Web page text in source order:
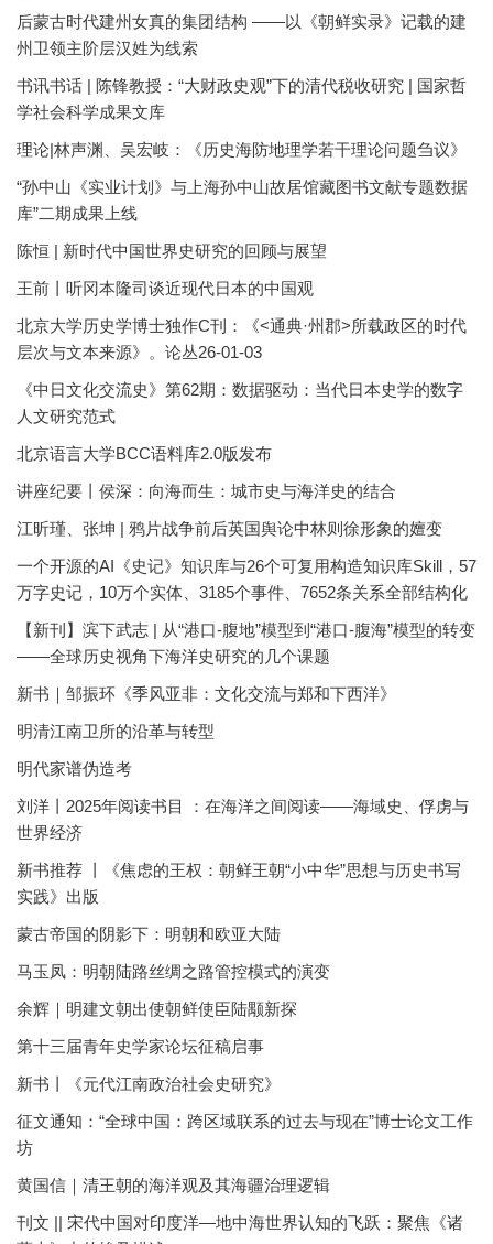
后蒙古时代建州女真的集团结构 ——以《朝鲜实录》记载的建
州卫领主阶层汉姓为线索
书讯书话 | 陈锋教授：“大财政史观”下的清代税收研究 | 国家哲
学社会科学成果文库
理论|林声渊、吴宏岐：《历史海防地理学若干理论问题刍议》
“孙中山《实业计划》与上海孙中山故居馆藏图书文献专题数据
库”二期成果上线
陈恒 | 新时代中国世界史研究的回顾与展望
王前丨听冈本隆司谈近现代日本的中国观
北京大学历史学博士独作C刊：《<通典·州郡>所载政区的时代
层次与文本来源》。论丛26-01-03
《中日文化交流史》第62期：数据驱动：当代日本史学的数字
人文研究范式
北京语言大学BCC语料库2.0版发布
讲座纪要丨侯深：向海而生：城市史与海洋史的结合
江昕瑾、张坤 | 鸦片战争前后英国舆论中林则徐形象的嬗变
一个开源的AI《史记》知识库与26个可复用构造知识库Skill，57
万字史记，10万个实体、3185个事件、7652条关系全部结构化
【新刊】滨下武志 | 从“港口-腹地”模型到“港口-腹海”模型的转变
——全球历史视角下海洋史研究的几个课题
新书｜邹振环《季风亚非：文化交流与郑和下西洋》
明清江南卫所的沿革与转型
明代家谱伪造考
刘洋丨2025年阅读书目 ：在海洋之间阅读——海域史、俘虏与
世界经济
新书推荐 丨《焦虑的王权：朝鲜王朝“小中华”思想与历史书写
实践》出版
蒙古帝国的阴影下：明朝和欧亚大陆
马玉凤：明朝陆路丝绸之路管控模式的演变
余辉｜明建文朝出使朝鲜使臣陆颙新探
第十三届青年史学家论坛征稿启事
新书丨《元代江南政治社会史研究》
征文通知：“全球中国：跨区域联系的过去与现在”博士论文工作
坊
黄国信｜清王朝的海洋观及其海疆治理逻辑
刊文 || 宋代中国对印度洋—地中海世界认知的飞跃：聚焦《诸